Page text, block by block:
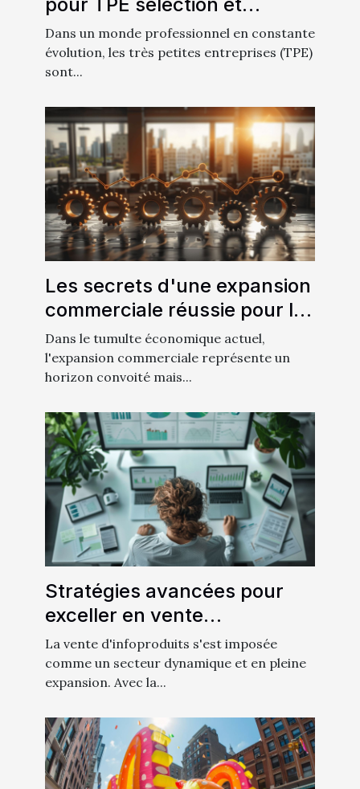
pour TPE sélection et
utilisation optimale
Dans un monde professionnel en constante
évolution, les très petites entreprises (TPE)
sont...
Les secrets d'une expansion
commerciale réussie pour les
entreprises en croissance
Dans le tumulte économique actuel,
l'expansion commerciale représente un
horizon convoité mais...
Stratégies avancées pour
exceller en vente
d'infoproduits
La vente d'infoproduits s'est imposée
comme un secteur dynamique et en pleine
expansion. Avec la...